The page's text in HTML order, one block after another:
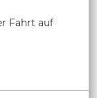
Fahrt auf